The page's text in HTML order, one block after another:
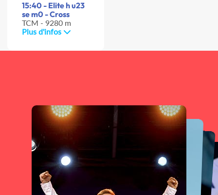
15:40 - Elite h u23
se m0 - Cross
TCM - 9280 m
Plus d'infos